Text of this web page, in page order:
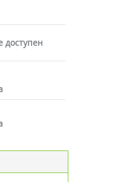
доступен